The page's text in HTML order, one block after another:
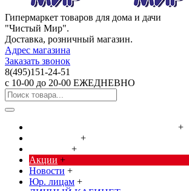
Гипермаркет товаров для дома и дачи
"Чистый Мир".
Доставка, розничный магазин.
Адрес магазина
Заказать звонок
8(495)151-24-51
с 10-00 до 20-00 ЕЖЕДНЕВНО
+
+
+
Акции +
Новости +
Юр. лицам +